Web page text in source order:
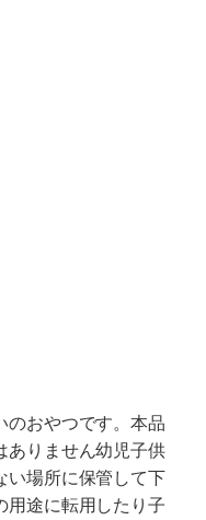
のおやつです。本品
ありません幼児子供
い場所に保管して下
用途に転用したり子